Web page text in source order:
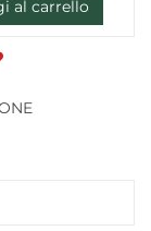
al carrello